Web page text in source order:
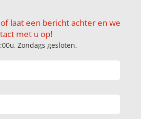
laat een bericht achter en we
met u op!
Zondags gesloten.